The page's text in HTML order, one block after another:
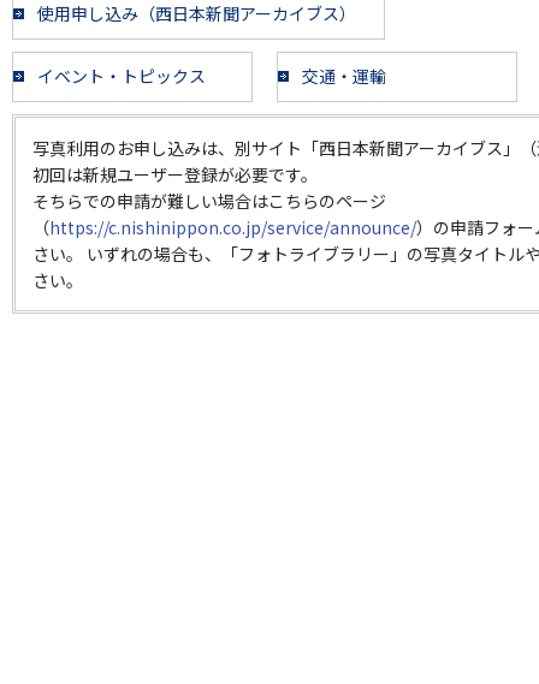
使用申し込み（西日本新聞アーカイブス）
イベント・トピックス 交通・運輸
写真利用のお申し込みは、別サイト「西日本新聞アーカイブス」
初回は新規ユーザー登録が必要です。
そちらでの申請が難しい場合はこちらのページ
（https://c.nishinippon.co.jp/service/announce/）の申請フォ
さい。 いずれの場合も、「フォトライブラリー」の写真タイトル
さい。